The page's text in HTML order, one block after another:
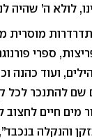
לולא ה’ שהיה
מוסרית
ספרי
ועוד כהנה
שם להתנכר לכל
מים חיים לחצוב
והנקלה